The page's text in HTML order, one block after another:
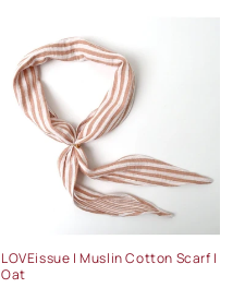
LOVEissue | Muslin Cotton Scarf |
Oat